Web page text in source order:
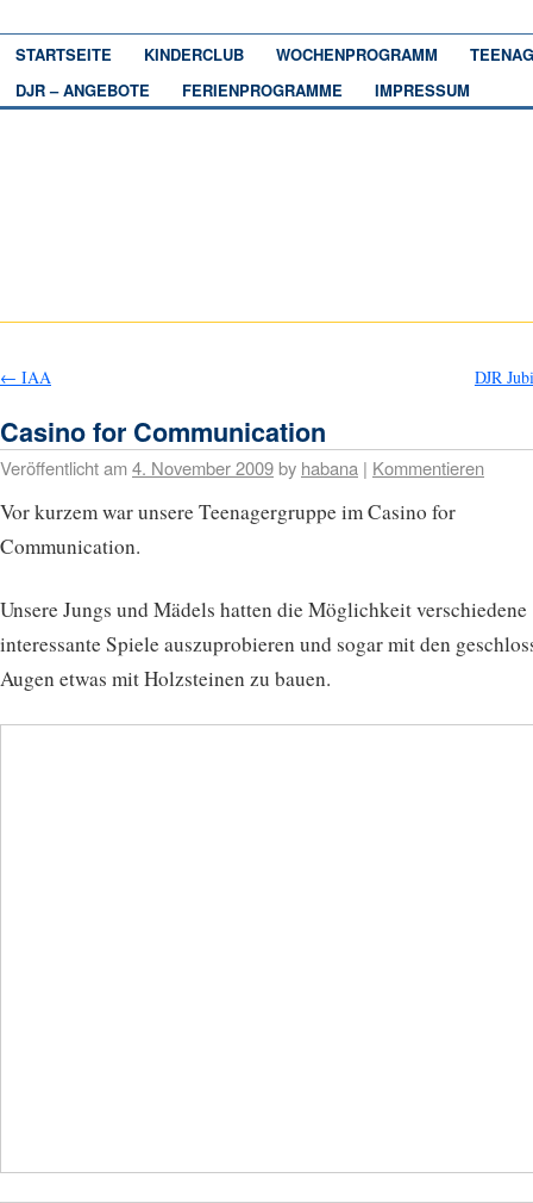
STARTSEITE KINDERCLUB WOCHENPROGRAMM
DJR – ANGEBOTE
FERIENPROGRAMME IMPRESSUM
← IAA DJR
Casino for Communication
Veröffentlicht am4. November 2009by habana | Kommentieren
Vor kurzem war unsere Teenagergruppe im Casino for
Communication.
Unsere Jungs und Mädels hatten die Möglichkeit verschiedene
interessante Spiele auszuprobieren und sogar mit den
Augen etwas mit Holzsteinen zu bauen.